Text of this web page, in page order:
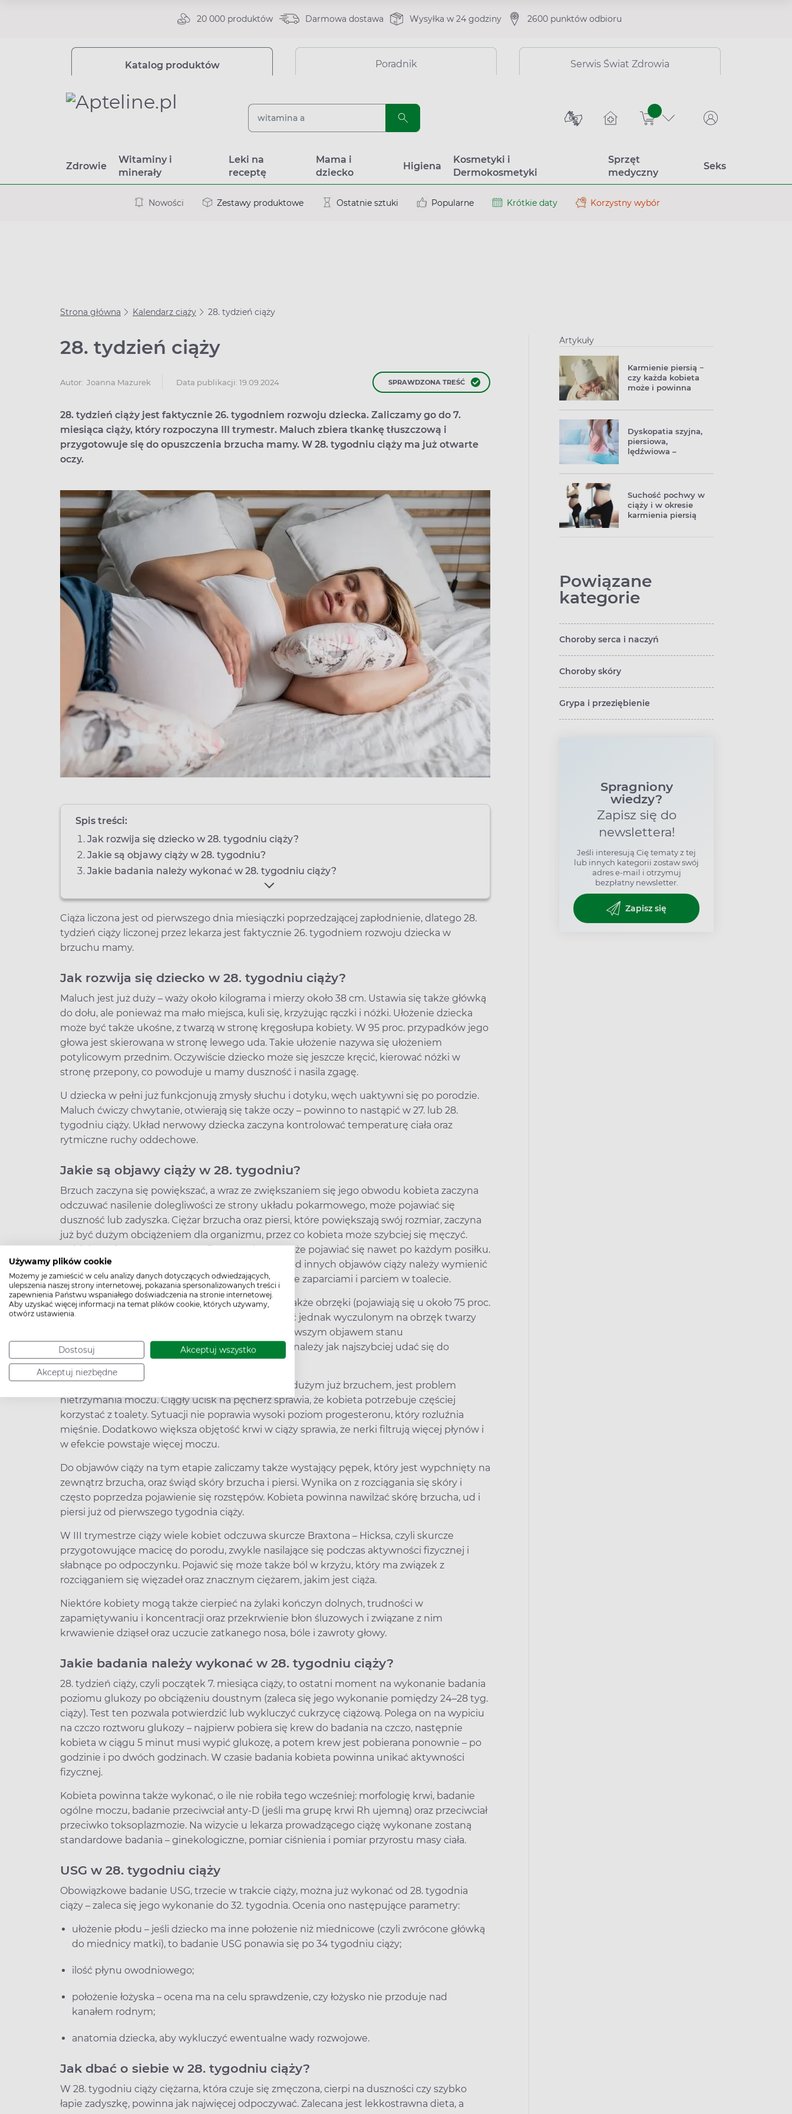
Używamy plików cookie
Możemy je zamieścić w celu analizy danych dotyczących odwiedzających,
ulepszenia naszej strony internetowej, pokazania spersonalizowanych treści i
zapewnienia Państwu wspaniałego doświadczenia na stronie internetowej.
Aby uzyskać więcej informacji na temat plików cookie, których używamy,
otwórz ustawienia.
Dostosuj Akceptuj wszystko
Akceptuj niezbędne
20 000 produktów Darmowa dostawa Wysyłka w 24 godziny 2600 punktów odbioru
Katalog produktów Poradnik Serwis Świat Zdrowia
sztuk
Zdrowie
Witaminy i
minerały
Leki na
receptę
Mama i
dziecko
Higiena
Kosmetyki i
Dermokosmetyki
Sprzęt
medyczny
Seks
Nowości Zestawy produktowe Ostatnie sztuki Popularne Krótkie daty Korzystny wybór
Strona główna Kalendarz ciąży 28. tydzień ciąży
28. tydzień ciąży
Autor: Joanna Mazurek Data publikacji: 19.09.2024 SPRAWDZONA TREŚĆ
28. tydzień ciąży jest faktycznie 26. tygodniem rozwoju dziecka. Zaliczamy go do 7.
miesiąca ciąży, który rozpoczyna III trymestr. Maluch zbiera tkankę tłuszczową i
przygotowuje się do opuszczenia brzucha mamy. W 28. tygodniu ciąży ma już otwarte
oczy.
Spis treści:
Jak rozwija się dziecko w 28. tygodniu ciąży?
Jakie są objawy ciąży w 28. tygodniu?
Jakie badania należy wykonać w 28. tygodniu ciąży?
Ciąża liczona jest od pierwszego dnia miesiączki poprzedzającej zapłodnienie, dlatego 28.
tydzień ciąży liczonej przez lekarza jest faktycznie 26. tygodniem rozwoju dziecka w
brzuchu mamy.
Jak rozwija się dziecko w 28. tygodniu ciąży?
Maluch jest już duży – waży około kilograma i mierzy około 38 cm. Ustawia się także główką
do dołu, ale ponieważ ma mało miejsca, kuli się, krzyżując rączki i nóżki. Ułożenie dziecka
może być także ukośne, z twarzą w stronę kręgosłupa kobiety. W 95 proc. przypadków jego
głowa jest skierowana w stronę lewego uda. Takie ułożenie nazywa się ułożeniem
potylicowym przednim. Oczywiście dziecko może się jeszcze kręcić, kierować nóżki w
stronę przepony, co powoduje u mamy duszność i nasila zgagę.
U dziecka w pełni już funkcjonują zmysły słuchu i dotyku, węch uaktywni się po porodzie.
Maluch ćwiczy chwytanie, otwierają się także oczy – powinno to nastąpić w 27. lub 28.
tygodniu ciąży. Układ nerwowy dziecka zaczyna kontrolować temperaturę ciała oraz
rytmiczne ruchy oddechowe.
Jakie są objawy ciąży w 28. tygodniu?
Brzuch zaczyna się powiększać, a wraz ze zwiększaniem się jego obwodu kobieta zaczyna
odczuwać nasilenie dolegliwości ze strony układu pokarmowego, może pojawiać się
duszność lub zadyszka. Ciężar brzucha oraz piersi, które powiększają swój rozmiar, zaczyna
już być dużym obciążeniem dla organizmu, przez co kobieta może szybciej się męczyć.
Ucisk brzucha na przeponę nasila zgagę, która może pojawiać się nawet po każdym posiłku.
Często także występują uporczywe zaparcia. Wśród innych objawów ciąży należy wymienić
hemoroidy, które mogą być spowodowane właśnie zaparciami i parciem w toalecie.
Kobietom od 28. tygodnia ciąży mogą dokuczać także obrzęki (pojawiają się u około 75 proc.
ciężarnych) na ogół dłoni, stóp i kostek. Należy być jednak wyczulonym na obrzęk twarzy
oraz towarzyszący mu ból głowy, co może być pierwszym objawem stanu
przedrzucawkowego. Jeśli takie objawy wystąpią, należy jak najszybciej udać się do
szpitala.
Kolejnym objawem ciąży, który pojawia się wraz z dużym już brzuchem, jest problem
nietrzymania moczu. Ciągły ucisk na pęcherz sprawia, że kobieta potrzebuje częściej
korzystać z toalety. Sytuacji nie poprawia wysoki poziom progesteronu, który rozluźnia
mięśnie. Dodatkowo większa objętość krwi w ciąży sprawia, że nerki filtrują więcej płynów i
w efekcie powstaje więcej moczu.
Do objawów ciąży na tym etapie zaliczamy także wystający pępek, który jest wypchnięty na
zewnątrz brzucha, oraz świąd skóry brzucha i piersi. Wynika on z rozciągania się skóry i
często poprzedza pojawienie się rozstępów. Kobieta powinna nawilżać skórę brzucha, ud i
piersi już od pierwszego tygodnia ciąży.
W III trymestrze ciąży wiele kobiet odczuwa skurcze Braxtona – Hicksa, czyli skurcze
przygotowujące macicę do porodu, zwykle nasilające się podczas aktywności fizycznej i
słabnące po odpoczynku. Pojawić się może także ból w krzyżu, który ma związek z
rozciąganiem się więzadeł oraz znacznym ciężarem, jakim jest ciąża.
Niektóre kobiety mogą także cierpieć na żylaki kończyn dolnych, trudności w
zapamiętywaniu i koncentracji oraz przekrwienie błon śluzowych i związane z nim
krwawienie dziąseł oraz uczucie zatkanego nosa, bóle i zawroty głowy.
Jakie badania należy wykonać w 28. tygodniu ciąży?
28. tydzień ciąży, czyli początek 7. miesiąca ciąży, to ostatni moment na wykonanie badania
poziomu glukozy po obciążeniu doustnym (zaleca się jego wykonanie pomiędzy 24–28 tyg.
ciąży). Test ten pozwala potwierdzić lub wykluczyć cukrzycę ciążową. Polega on na wypiciu
na czczo roztworu glukozy – najpierw pobiera się krew do badania na czczo, następnie
kobieta w ciągu 5 minut musi wypić glukozę, a potem krew jest pobierana ponownie – po
godzinie i po dwóch godzinach. W czasie badania kobieta powinna unikać aktywności
fizycznej.
Kobieta powinna także wykonać, o ile nie robiła tego wcześniej: morfologię krwi, badanie
ogólne moczu, badanie przeciwciał anty-D (jeśli ma grupę krwi Rh ujemną) oraz przeciwciał
przeciwko toksoplazmozie. Na wizycie u lekarza prowadzącego ciążę wykonane zostaną
standardowe badania – ginekologiczne, pomiar ciśnienia i pomiar przyrostu masy ciała.
USG w 28. tygodniu ciąży
Obowiązkowe badanie USG, trzecie w trakcie ciąży, można już wykonać od 28. tygodnia
ciąży – zaleca się jego wykonanie do 32. tygodnia. Ocenia ono następujące parametry:
ułożenie płodu – jeśli dziecko ma inne położenie niż miednicowe (czyli zwrócone główką
do miednicy matki), to badanie USG ponawia się po 34 tygodniu ciąży;
ilość płynu owodniowego;
położenie łożyska – ocena ma na celu sprawdzenie, czy łożysko nie przoduje nad
kanałem rodnym;
anatomia dziecka, aby wykluczyć ewentualne wady rozwojowe.
Jak dbać o siebie w 28. tygodniu ciąży?
W 28. tygodniu ciąży ciężarna, która czuje się zmęczona, cierpi na duszności czy szybko
łapie zadyszkę, powinna jak najwięcej odpoczywać. Zalecana jest lekkostrawna dieta, a
Artykuły
Karmienie piersią −
czy każda kobieta
może i powinna
Dyskopatia szyjna,
piersiowa,
lędźwiowa –
Suchość pochwy w
ciąży i w okresie
karmienia piersią
Powiązane
kategorie
Choroby serca i naczyń
Choroby skóry
Grypa i przeziębienie
Spragniony
wiedzy?
Zapisz się do
newslettera!
Jeśli interesują Cię tematy z tej
lub innych kategorii zostaw swój
adres e-mail i otrzymuj
bezpłatny newsletter.
Zapisz się